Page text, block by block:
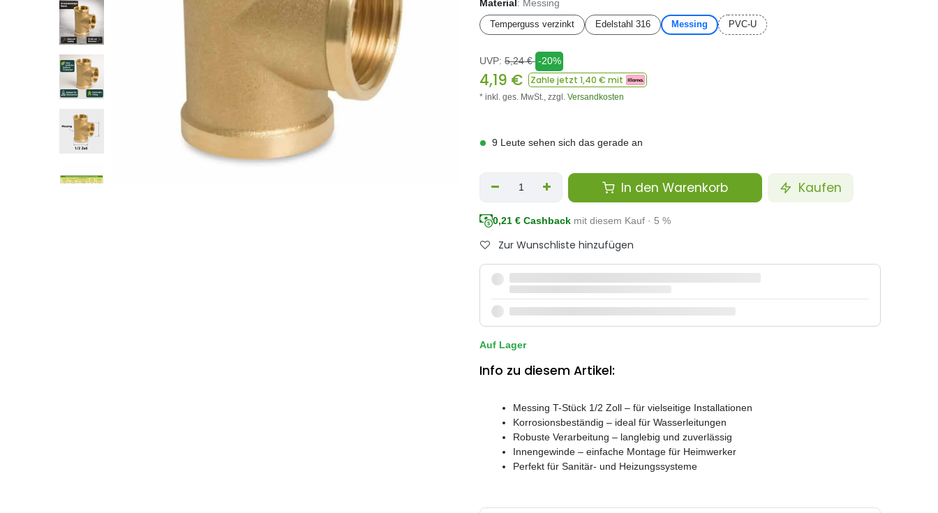
Material: Messing
Temperguss verzinkt Edelstahl 316 Messing PVC-U
UVP: 5,24€ -20%
4,19 € Zahle jetzt 1,40 € mit
* inkl. ges. MwSt., zzgl. Versandkosten
9 Leute sehen sich das gerade an
In den Warenkorb Kaufen
0,21 € Cashback mit diesem Kauf · 5 %
Zur Wunschliste hinzufügen
Auf Lager
Info zu diesem Artikel:
Messing T-Stück 1/2 Zoll – für vielseitige Installationen
Korrosionsbeständig – ideal für Wasserleitungen
Robuste Verarbeitung – langlebig und zuverlässig
Innengewinde – einfache Montage für Heimwerker
Perfekt für Sanitär- und Heizungssysteme